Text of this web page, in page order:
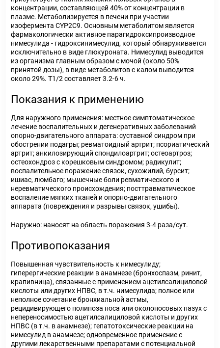
концентрации, составляющей 40% от концентрации в
плазме. Метаболизируется в печени при участии
изофермента CYP2C9. Основным метаболитом является
фармакологически активное парагидроксипроизводное
нимесулида - гидроксинимесулид, который обнаруживается
исключительно в виде глюкуроната. Нимесулид выводится
из организма главным образом с мочой (около 50%
принятой дозы), в виде метаболитов с калом выводится
около 29%. T1/2 составляет 3.2-6 ч.
Показания к применению
Для наружного применения: местное симптоматическое
лечение воспалительных и дегенеративных заболеваний
опорно-двигательного аппарата: суставной синдром при
обострении подагры; ревматоидный артрит; псориатический
артрит; анкилозирующий спондилоартрит; остеоартроз;
остеохондроз с корешковым синдромом; радикулит;
воспалительное поражение связок, сухожилий, бурсит;
ишиас, люмбаго; мышечные боли ревматического и
неревматического происхождения; посттравматическое
воспаление мягких тканей и опорно-двигательного
аппарата (повреждения и разрывы связок, ушибы).
Наружно: наносят на область поражения 3-4 раза/сут.
Противопоказания
Повышенная чувствительность к нимесулиду;
гиперергические реакции в анамнезе (бронхоспазм, ринит,
крапивница), связанные с применением ацетилсалициловой
кислоты или других НПВС, в т.ч. нимесулида; полное или
неполное сочетание бронхиальной астмы,
рецидивирующего полипоза носа или околоносовых пазух с
непереносимостью ацетилсалициловой кислоты и других
НПВС (в т.ч. в анамнезе); гепатотоксические реакции на
нимесулид в анамнезе; одновременное применение с
другими лекарственными препаратами с потенциальной